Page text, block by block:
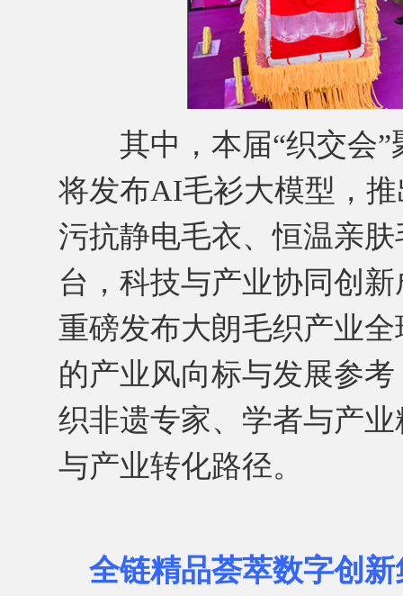
其中，本届“织交会”
将发布AI毛衫大模型，
污抗静电毛衣、恒温亲
台，科技与产业协同创
重磅发布大朗毛织产业
的产业风向标与发展参
织非遗专家、学者与产
与产业转化路径。
全链精品荟萃数字创新